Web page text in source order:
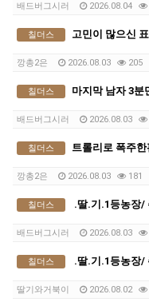
배드버그시러 2026.08.04
칠더스 고민이 많으신
깡총2은 2026.08.03 205
칠더스 마지막 남자 3분
배드버그시러 2026.08.03
칠더스 트롤리로 폭주
깡총2은 2026.08.03 181
칠더스 .딸.기.1등농장/ 주 5ㅡ
배드버그시러 2026.08.03
칠더스 .딸.기.1등농장/ 주 5ㅡ
딸기와거북이 2026.08.02